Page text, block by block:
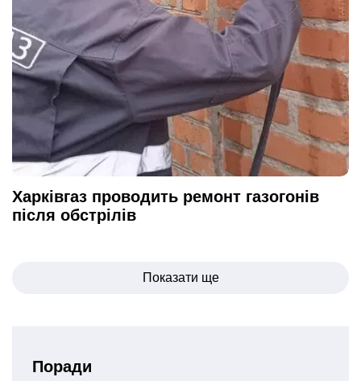
Харківгаз проводить ремонт газогонів
після обстрілів
Показати ще
Поради